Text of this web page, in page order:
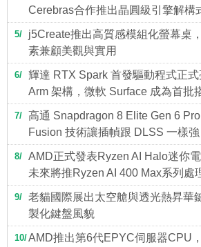
Cerebras合作推出晶圓級引擎解構
5
j5Create推出高質感模組化螢幕桌
素兼顧美觀與實用
6
輝達 RTX Spark 首發驅動程式正
Arm 架構，微軟 Surface 成為首批
7
高通 Snapdragon 8 Elite Gen 6
Fusion 技術讓插幀跟 DLSS 一樣強
8
AMD正式發表Ryzen AI Halo迷你
未來將推Ryzen AI 400 Max系列處
9
老貓國際展出太空艙與透光熱昇華
製化鍵盤風貌
10 AMD推出第6代EPYC伺服器CPU